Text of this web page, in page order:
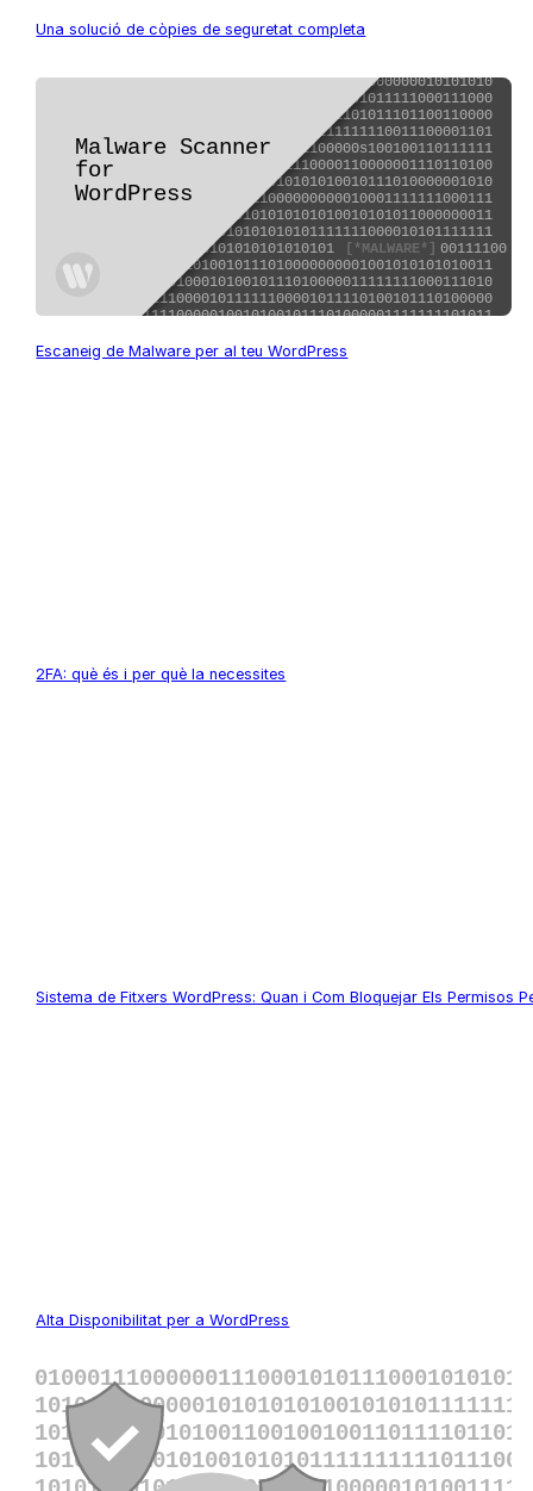
Una solució de còpies de seguretat completa
Escaneig de Malware per al teu WordPress
2FA: què és i per què la necessites
Sistema de Fitxers WordPress: Quan i Com Bloquejar Els Permisos
Alta Disponibilitat per a WordPress